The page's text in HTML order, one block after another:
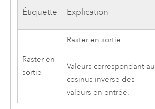
Étiquette Explication
Raster en
sortie
Raster en sortie.
Valeurs correspondant au
cosinus inverse des
valeurs en entrée.